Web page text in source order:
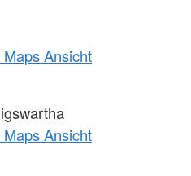
Ansicht
Ansicht